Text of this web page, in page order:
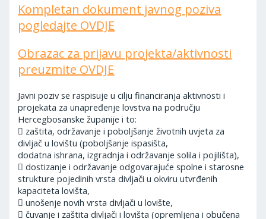
Kompletan dokument javnog poziva
pogledajte OVDJE
Obrazac za prijavu projekta/aktivnosti
preuzmite OVDJE
Javni poziv se raspisuje u cilju financiranja aktivnosti i
projekata za unapređenje lovstva na području
Hercegbosanske županije i to:
 zaštita, održavanje i poboljšanje životnih uvjeta za
divljač u lovištu (poboljšanje ispasišta,
dodatna ishrana, izgradnja i održavanje solila i pojilišta),
 dostizanje i održavanje odgovarajuće spolne i starosne
strukture pojedinih vrsta divljači u okviru utvrđenih
kapaciteta lovišta,
 unošenje novih vrsta divljači u lovište,
 čuvanje i zaštita divljači i lovišta (opremljena i obučena